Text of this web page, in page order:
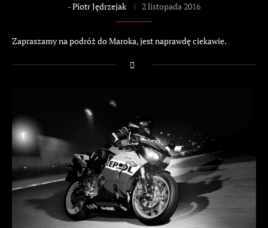
-Piotr Jędrzejak 2 listopada 2016
Zapraszamy na podróż do Maroka, jest naprawdę ciekawie.